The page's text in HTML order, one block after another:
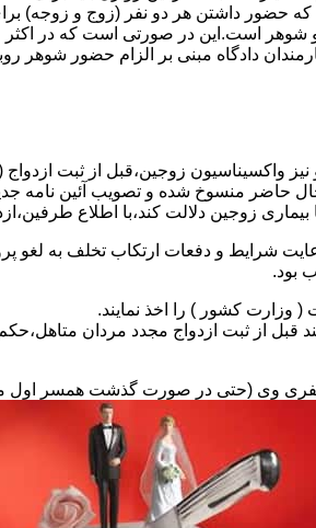
که حضور داشتن هر دو نفر (زوج و زوجه)
شوهر است.این در صورتی است که در
دادگاه مبنی بر الزام حضور شوهر
حال حاضر منسوخ شده و تصویب آئین نامه
زوجین دلالت کند،با اطلاع
شرایط و دفعات ارتکاب تخلف به
بود.
ازدواج کما فی السابق مکلفند قبل از ثبت ازدواج مجدد
کیفری وی (حتی در صورت گذشت همسر اول